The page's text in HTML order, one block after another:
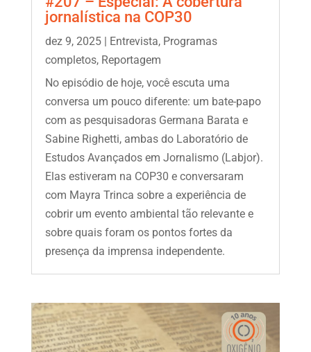
jornalística na COP30
dez 9, 2025| Entrevista, Programas
completos, Reportagem
No episódio de hoje, você escuta uma
conversa um pouco diferente: um bate-papo
com as pesquisadoras Germana Barata e
Sabine Righetti, ambas do Laboratório de
Estudos Avançados em Jornalismo (Labjor).
Elas estiveram na COP30 e conversaram
com Mayra Trinca sobre a experiência de
cobrir um evento ambiental tão relevante e
sobre quais foram os pontos fortes da
presença da imprensa independente.